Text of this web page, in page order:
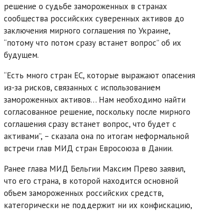
решение о судьбе замороженных в странах
сообщества российских суверенных активов до
заключения мирного соглашения по Украине,
“потому что потом сразу встанет вопрос” об их
будущем.
“Есть много стран ЕС, которые выражают опасения
из-за рисков, связанных с использованием
замороженных активов… Нам необходимо найти
согласованное решение, поскольку после мирного
соглашения сразу встанет вопрос, что будет с
активами”, – сказала она по итогам неформальной
встречи глав МИД стран Евросоюза в Дании.
Ранее глава МИД Бельгии Максим Прево заявил,
что его страна, в которой находится основной
объем замороженных российских средств,
категорически не поддержит ни их конфискацию,